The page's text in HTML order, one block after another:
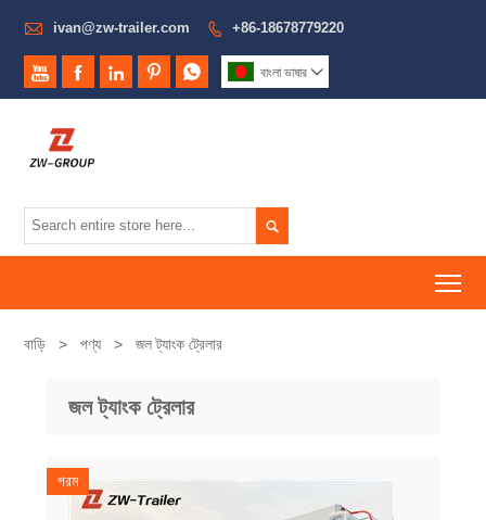
 ivan@zw-trailer.com  +86-18678779220
     বাংলা ভাষার 

বাড়ি > পণ্য > জল ট্যাংক ট্রেলার
জল ট্যাংক ট্রেলার
গরম